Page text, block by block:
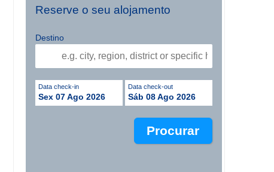
Reserve o seu alojamento
Destino
Data check-in
Sex 07 Ago 2026
Data check-out
Sáb 08 Ago 2026